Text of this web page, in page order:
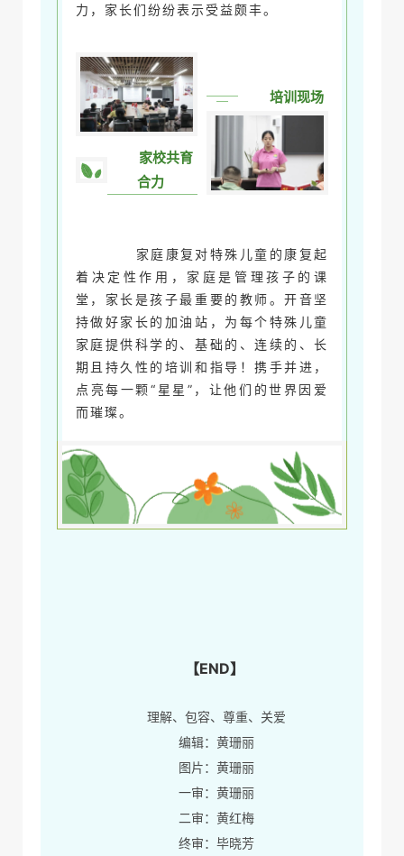
力，家长们纷纷表示受益颇丰。
家校共育
合力
培训现场
家庭康复对特殊儿童的康复起
着决定性作用，家庭是管理孩子的课
堂，家长是孩子最重要的教师。开音坚
持做好家长的加油站，为每个特殊儿童
家庭提供科学的、基础的、连续的、长
期且持久性的培训和指导！携手并进，
点亮每一颗“星星”，让他们的世界因爱
而璀璨。
【END】
理解、包容、尊重、关爱
编辑：黄珊丽
图片：黄珊丽
一审：黄珊丽
二审：黄红梅
终审：毕晓芳